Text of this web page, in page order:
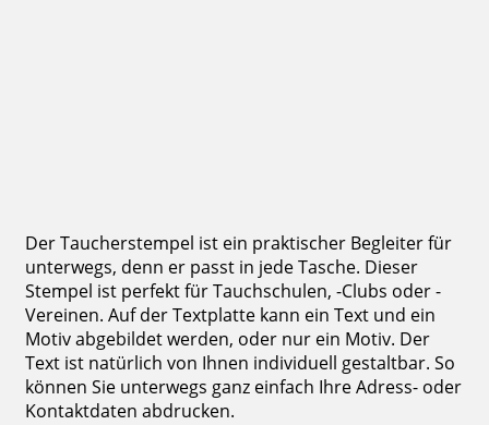
Der Taucherstempel ist ein praktischer Begleiter für
unterwegs, denn er passt in jede Tasche. Dieser
Stempel ist perfekt für Tauchschulen, -Clubs oder -
Vereinen. Auf der Textplatte kann ein Text und ein
Motiv abgebildet werden, oder nur ein Motiv. Der
Text ist natürlich von Ihnen individuell gestaltbar. So
können Sie unterwegs ganz einfach Ihre Adress- oder
Kontaktdaten abdrucken.